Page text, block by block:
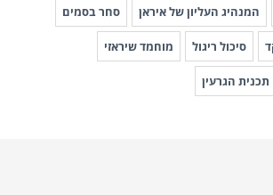
המנהיג העליון של איראן סחר בסמים
סיכול ריגול מוחמד שיראזי
תכנית הגרעין